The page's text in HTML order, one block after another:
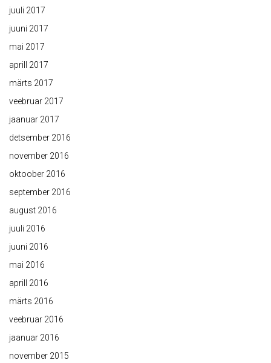
juuli 2017
juuni 2017
mai 2017
aprill 2017
märts 2017
veebruar 2017
jaanuar 2017
detsember 2016
november 2016
oktoober 2016
september 2016
august 2016
juuli 2016
juuni 2016
mai 2016
aprill 2016
märts 2016
veebruar 2016
jaanuar 2016
november 2015